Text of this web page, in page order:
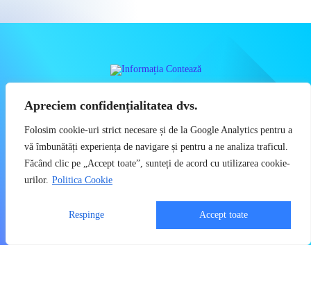
Apreciem confidențialitatea dvs.
Folosim cookie-uri strict necesare și de la Google Analytics pentru a
vă îmbunătăți experiența de navigare și pentru a ne analiza traficul.
Făcând clic pe „Accept toate”, sunteți de acord cu utilizarea cookie-
urilor. Politica Cookie
Respinge Accept toate
ADEVĂRAT
Știri, Dezvăluiri, Economie, Politică, Social
Utilizatorii pot descărca și tipări conținut de pe acest site doar pentru
uzul personal sau necomercial. Sunt INTERZISE copierea,
reproducerea, recompilarea, distribuirea, publicarea, afișarea,